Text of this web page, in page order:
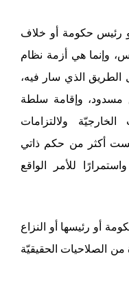
رئيس حكومة أو خلاف
وإنما هي أزمة نظام
الطريق الذي سار فيه،
مسدود، وإقامة سلطة
ولالتزامات
أكثر من حكم ذاتي
للأمر الواقع
أو رئيسها أو النزاع
الصلاحيات الحقيقيّة